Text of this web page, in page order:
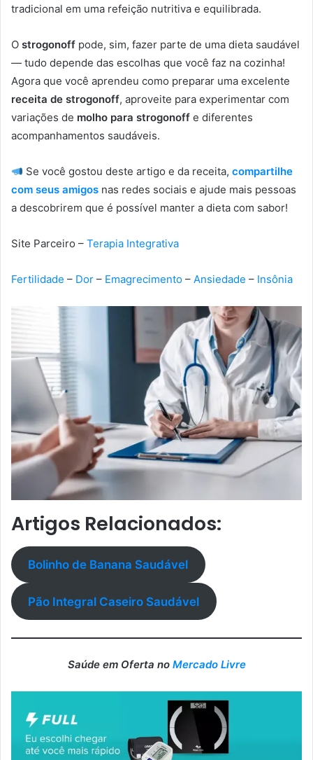
tradicional em uma refeição nutritiva e equilibrada.
O strogonoff pode, sim, fazer parte de uma dieta saudável
— tudo depende das escolhas que você faz na cozinha!
Agora que você aprendeu como preparar uma excelente
receita de strogonoff, aproveite para experimentar com
variações de molho para strogonoff e diferentes
acompanhamentos saudáveis.
Se você gostou deste artigo e da receita,compartilhe
com seus amigos nas redes sociais e ajude mais pessoas
a descobrirem que é possível manter a dieta com sabor!
Site Parceiro – Terapia Integrativa
Fertilidade – Dor – Emagrecimento – Ansiedade – Insônia
Artigos Relacionados:
Bolinho de Banana Saudável
Pão Integral Caseiro Saudável
Saúde em Oferta no Mercado Livre